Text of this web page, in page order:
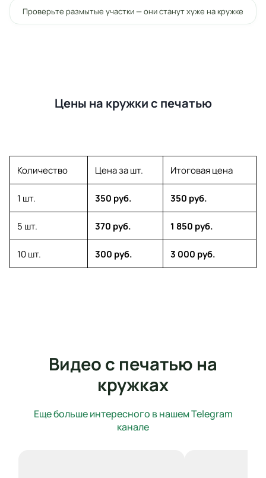
Проверьте размытые участки — они станут хуже на кружке
Цены на кружки с печатью
Количество Цена за шт. Итоговая цена
1 шт. 350 руб. 350 руб.
5 шт. 370 руб. 1 850 руб.
10 шт. 300 руб. 3 000 руб.
Видео с печатью на
кружках
Еще больше интересного в нашем Telegram
канале